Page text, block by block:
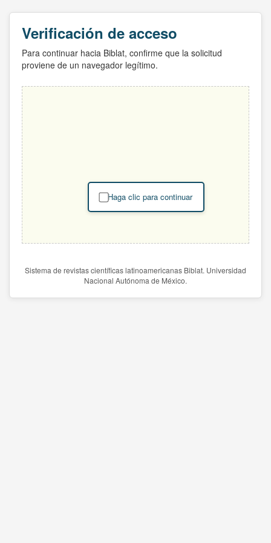
Verificación de acceso
Para continuar hacia Biblat, confirme que la solicitud
proviene de un navegador legítimo.
Haga clic para continuar
Sistema de revistas científicas latinoamericanas Biblat. Universidad
Nacional Autónoma de México.